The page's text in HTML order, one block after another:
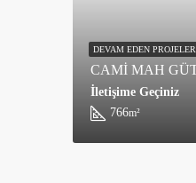
CAMİ MAH
766m²
İletişime Geçiniz
DEVAM EDEN PROJELER